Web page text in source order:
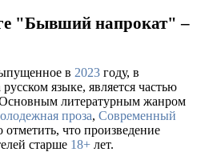
"Бывший напрокат" –
в 2023 году, в
языке, является частью
литературным жанром
проза, Современный
что произведение
старше 18+ лет.